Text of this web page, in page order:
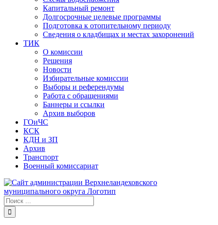
Капитальный ремонт
Долгосрочные целевые программы
Подготовка к отопительному периоду
Сведения о кладбищах и местах захоронений
ТИК
О комиссии
Решения
Новости
Избирательные комиссии
Выборы и референдумы
Работа с обращениями
Баннеры и ссылки
Архив выборов
ГОиЧС
КСК
КДН и ЗП
Архив
Транспорт
Военный комиссариат
Результат
поиска: